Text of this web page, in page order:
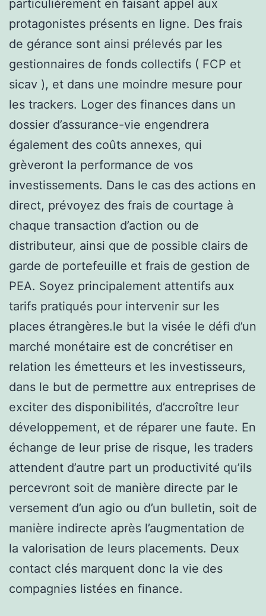
particulièrement en faisant appel aux
protagonistes présents en ligne. Des frais
de gérance sont ainsi prélevés par les
gestionnaires de fonds collectifs ( FCP et
sicav ), et dans une moindre mesure pour
les trackers. Loger des finances dans un
dossier d’assurance-vie engendrera
également des coûts annexes, qui
grèveront la performance de vos
investissements. Dans le cas des actions en
direct, prévoyez des frais de courtage à
chaque transaction d’action ou de
distributeur, ainsi que de possible clairs de
garde de portefeuille et frais de gestion de
PEA. Soyez principalement attentifs aux
tarifs pratiqués pour intervenir sur les
places étrangères.le but la visée le défi d’un
marché monétaire est de concrétiser en
relation les émetteurs et les investisseurs,
dans le but de permettre aux entreprises de
exciter des disponibilités, d’accroître leur
développement, et de réparer une faute. En
échange de leur prise de risque, les traders
attendent d’autre part un productivité qu’ils
percevront soit de manière directe par le
versement d’un agio ou d’un bulletin, soit de
manière indirecte après l’augmentation de
la valorisation de leurs placements. Deux
contact clés marquent donc la vie des
compagnies listées en finance.